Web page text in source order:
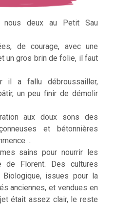
nous deux au Petit Sau
de courage, avec une
un gros brin de folie, il faut
il a fallu débroussailler,
un peu finir de démolir
aux doux sons des
et bétonnières
sains pour nourrir les
de Florent. Des cultures
issues pour la
anciennes, et vendues en
était assez clair, le reste